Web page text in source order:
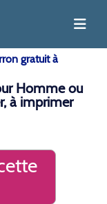
gratuit à
Homme ou
à imprimer